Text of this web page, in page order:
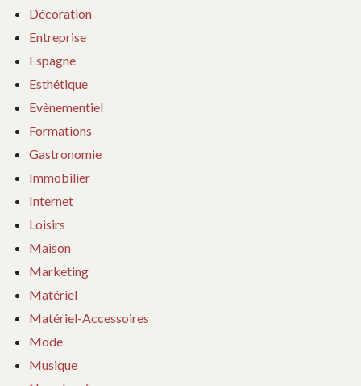
Décoration
Entreprise
Espagne
Esthétique
Evènementiel
Formations
Gastronomie
Immobilier
Internet
Loisirs
Maison
Marketing
Matériel
Matériel-Accessoires
Mode
Musique